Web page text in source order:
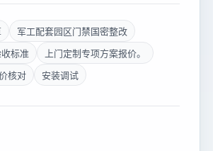
军工配套园区门禁国密整改
标准
上门定制专项方案报价。
核对 安装调试